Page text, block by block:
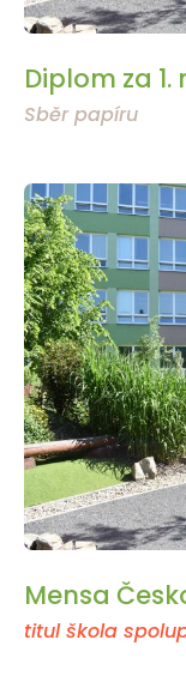
Diplom za
Sběr papíru
Mensa
titul škola